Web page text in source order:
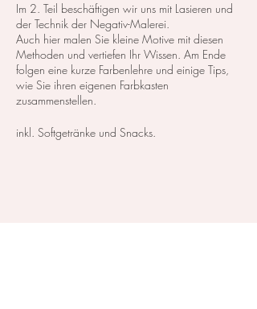
Im 2. Teil beschäftigen wir uns mit Lasieren und
der Technik der Negativ-Malerei.
Auch hier malen Sie kleine Motive mit diesen
Methoden und vertiefen Ihr Wissen. Am Ende
folgen eine kurze Farbenlehre und einige Tips,
wie Sie ihren eigenen Farbkasten
zusammenstellen.
​inkl. Softgetränke und Snacks.